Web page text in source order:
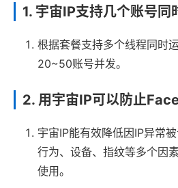
1. 宇宙IP支持几个账号同
根据套餐支持多个线程同时
20~50账号并发。
2. 用宇宙IP可以防止
宇宙IP能有效降低因IP异常
行为、设备、指纹等多个因
使用。